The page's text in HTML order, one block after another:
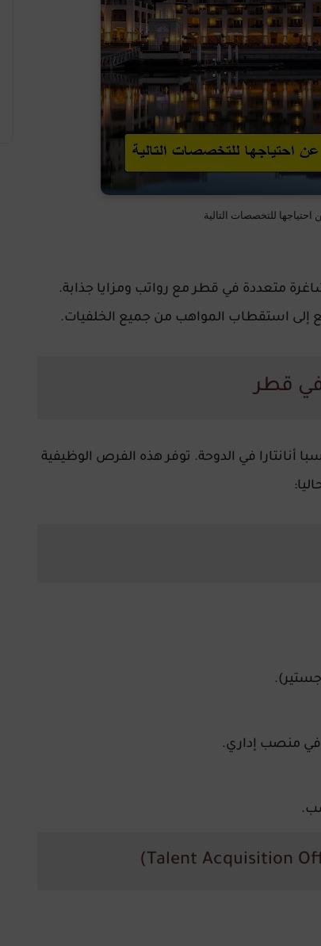
للتخصصات التالية
متعددة في قطر مع رواتب ومزايا جذابة.
إلى استقطاب المواهب من جميع الخلفيات.
في قطر
في الدوحة. توفر هذه الفرص الوظيفية